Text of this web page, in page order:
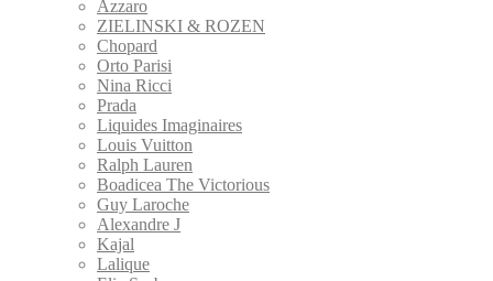
Azzaro
ZIELINSKI & ROZEN
Сhopard
Orto Parisi
Nina Ricci
Prada
Liquides Imaginaires
Louis Vuitton
Ralph Lauren
Boadicea The Victorious
Guy Laroche
Alexandre J
Kajal
Lalique